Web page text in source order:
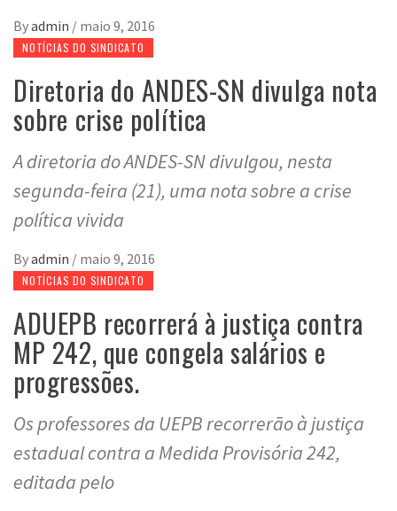
Byadmin / maio 9, 2016
NOTÍCIAS DO SINDICATO
Diretoria do ANDES-SN divulga nota
sobre crise política
A diretoria do ANDES-SN divulgou, nesta
segunda-feira (21), uma nota sobre a crise
política vivida
Byadmin / maio 9, 2016
NOTÍCIAS DO SINDICATO
ADUEPB recorrerá à justiça contra
MP 242, que congela salários e
progressões.
Os professores da UEPB recorrerão à justiça
estadual contra a Medida Provisória 242,
editada pelo